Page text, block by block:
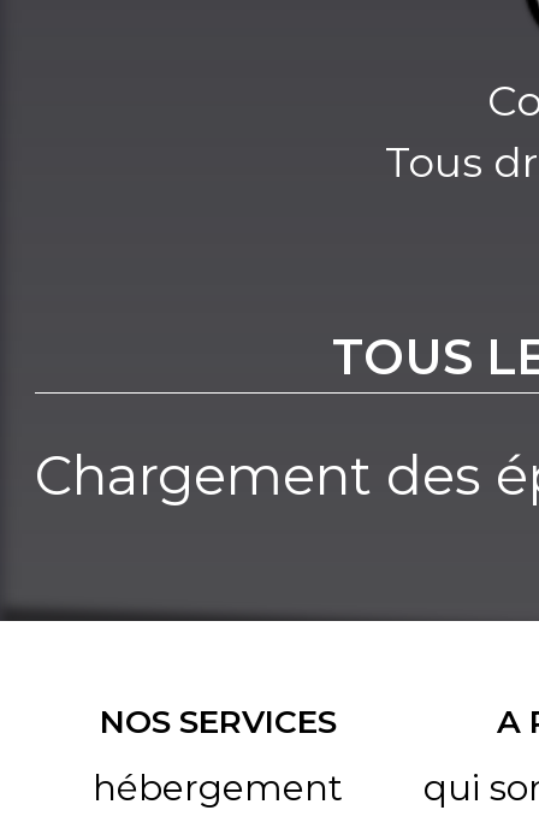
Tous
TOUS
Chargement des
NOS SERVICES
hébergement
A
qui